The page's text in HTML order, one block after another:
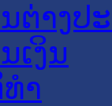
ຕ່າງປ
ເງິນ
າ